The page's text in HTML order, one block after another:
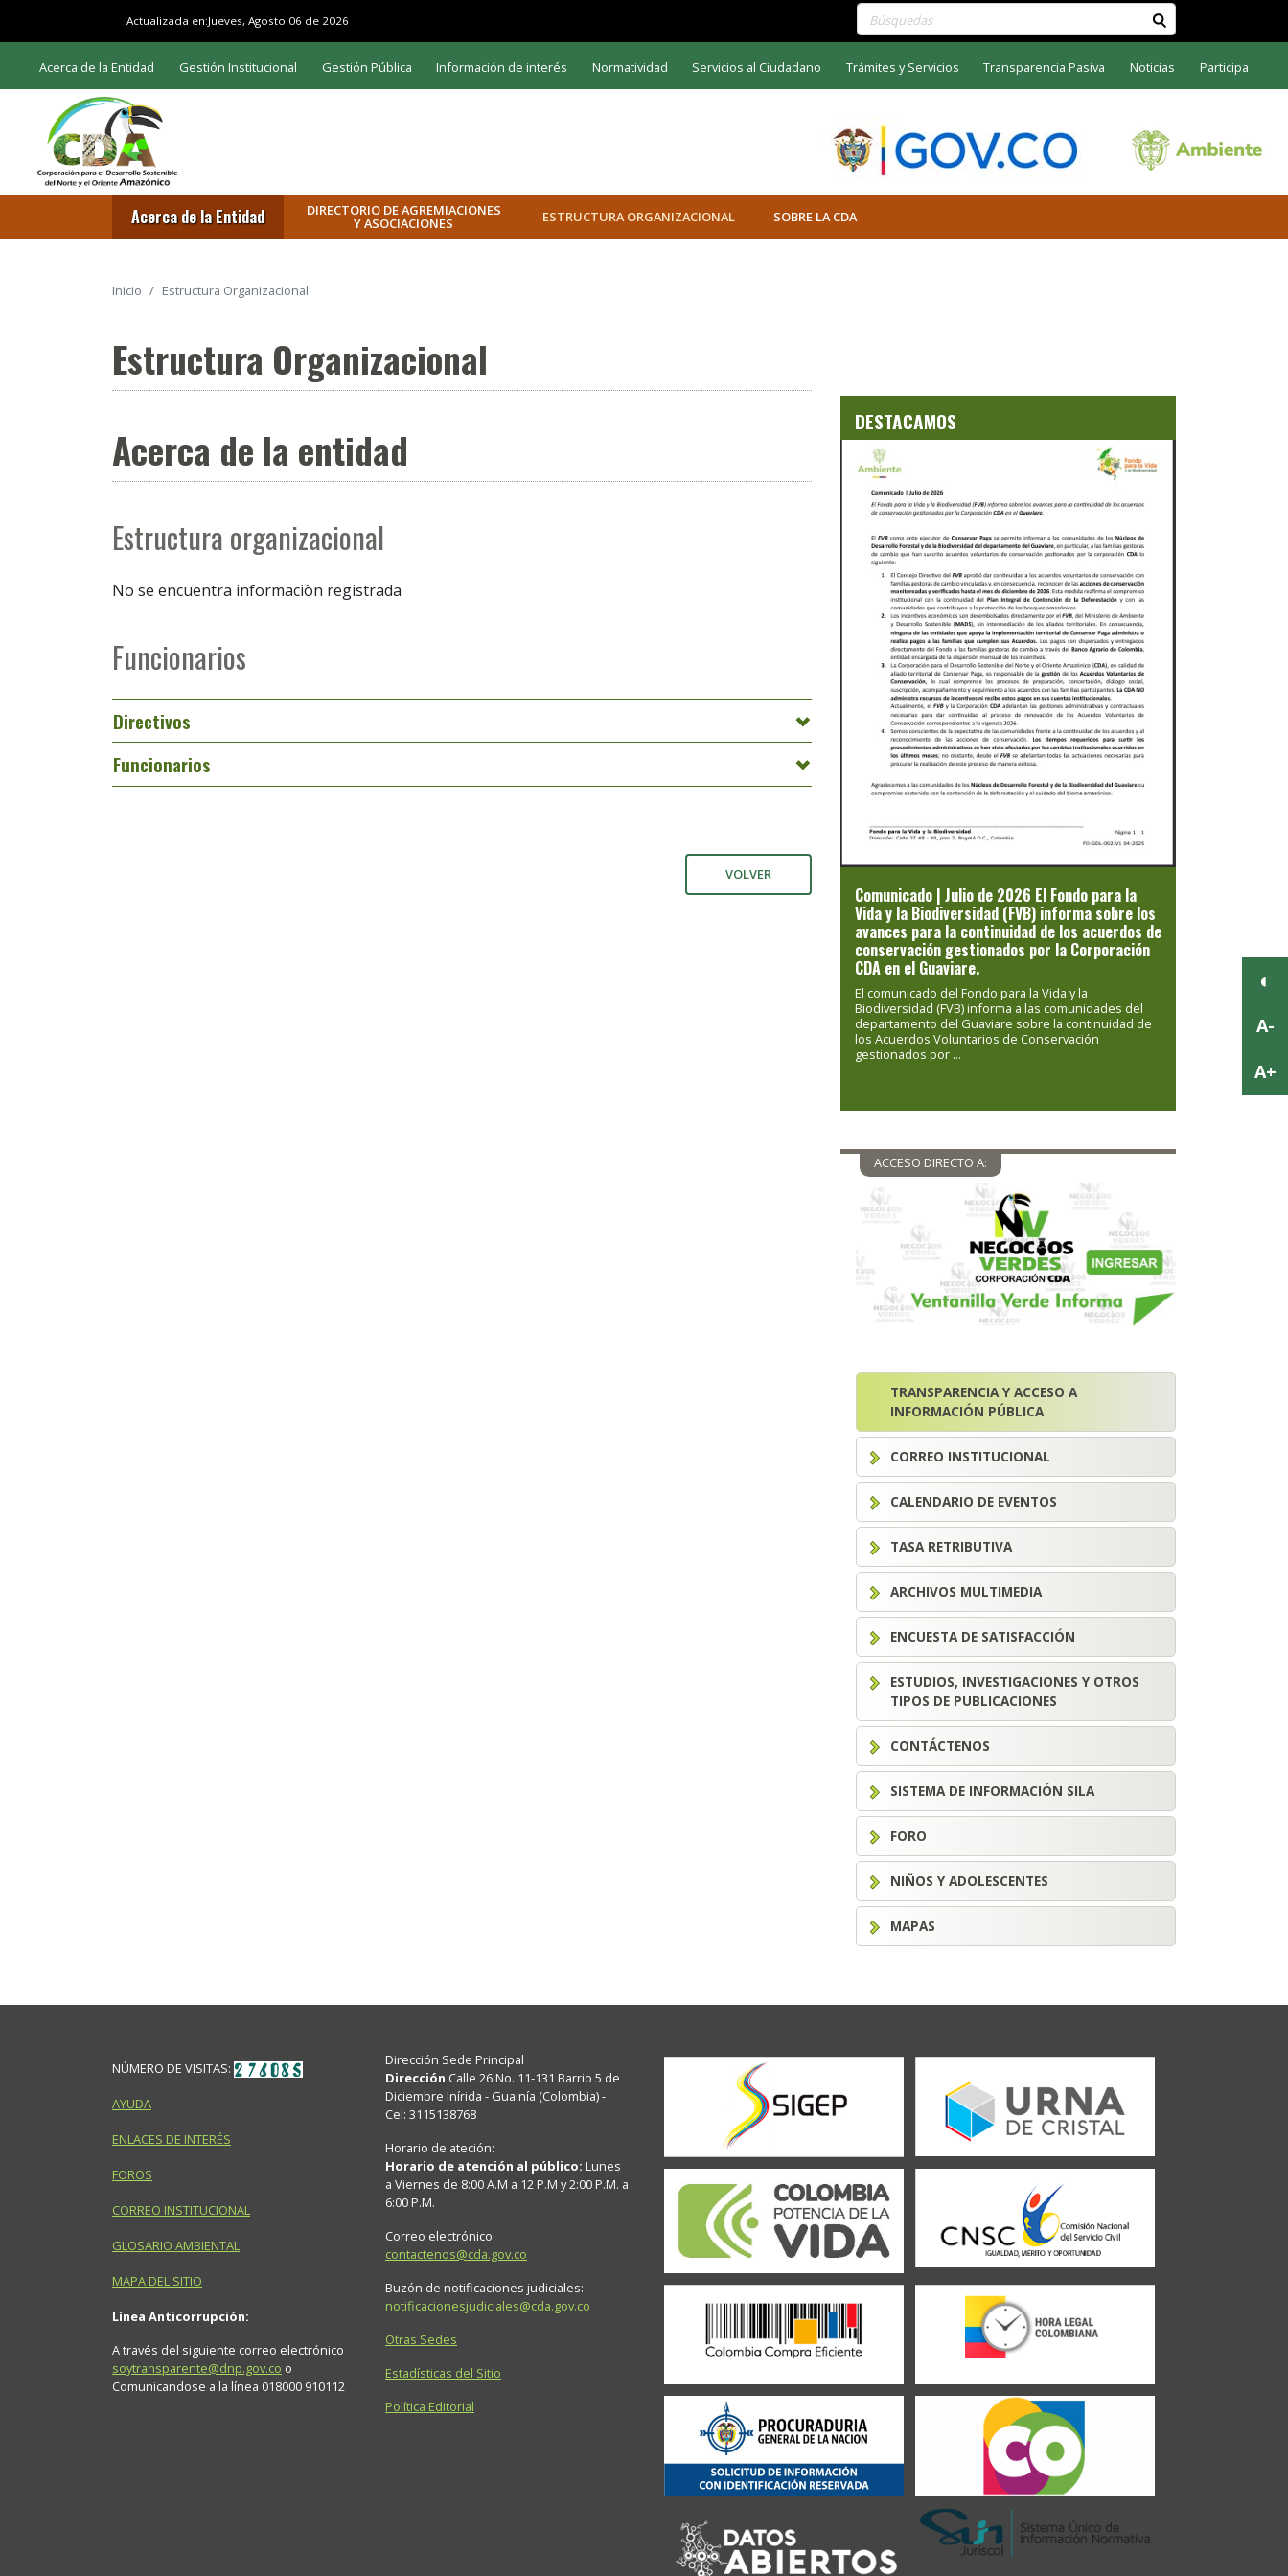
Actualizada en:Jueves, Agosto 06 de 2026 Buscar contenido en el sitio
Acerca de la Entidad Gestión Institucional Gestión Pública Información de interés Normatividad Servicios al Ciudadano Trámites y Servicios Transparencia Pasiva Noticias Participa
Acerca de la Entidad DIRECTORIO DE AGREMIACIONES
Y ASOCIACIONES ESTRUCTURA ORGANIZACIONAL SOBRE LA CDA
Inicio Estructura Organizacional
Estructura Organizacional
Acerca de la entidad
Estructura organizacional
No se encuentra informaciòn registrada
Funcionarios
Directivos
Funcionarios
VOLVER
DESTACAMOS
Comunicado | Julio de 2026 El Fondo para la
Vida y la Biodiversidad (FVB) informa sobre los
avances para la continuidad de los acuerdos de
conservación gestionados por la Corporación
CDA en el Guaviare.
El comunicado del Fondo para la Vida y la
Biodiversidad (FVB) informa a las comunidades del
departamento del Guaviare sobre la continuidad de
los Acuerdos Voluntarios de Conservación
gestionados por ...
Previous
Next
ACCESO DIRECTO A:
TRANSPARENCIA Y ACCESO A
INFORMACIÓN PÚBLICA
CORREO INSTITUCIONAL
CALENDARIO DE EVENTOS
TASA RETRIBUTIVA
ARCHIVOS MULTIMEDIA
ENCUESTA DE SATISFACCIÓN
ESTUDIOS, INVESTIGACIONES Y OTROS
TIPOS DE PUBLICACIONES
CONTÁCTENOS
SISTEMA DE INFORMACIÓN SILA
FORO
NIÑOS Y ADOLESCENTES
MAPAS
NÚMERO DE VISITAS:
AYUDA
ENLACES DE INTERÉS
FOROS
CORREO INSTITUCIONAL
GLOSARIO AMBIENTAL
MAPA DEL SITIO
Línea Anticorrupción:
A través del siguiente correo electrónico
soytransparente@dnp.gov.co o
Comunicandose a la línea 018000 910112
Dirección Sede Principal
Dirección Calle 26 No. 11-131 Barrio 5 de
Diciembre Inírida - Guainía (Colombia) -
Cel: 3115138768
Horario de ateción:
Horario de atención al público: Lunes
a Viernes de 8:00 A.M a 12 P.M y 2:00 P.M. a
6:00 P.M.
Correo electrónico:
contactenos@cda.gov.co
Buzón de notificaciones judiciales:
notificacionesjudiciales@cda.gov.co
Otras Sedes
Estadísticas del Sitio
Política Editorial